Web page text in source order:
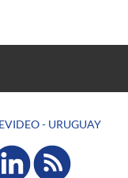
- URUGUAY